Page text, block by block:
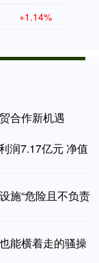
+1.14%
合作新机遇
润7.17亿元 净值
施“危险且不负责
能横着走的骚操